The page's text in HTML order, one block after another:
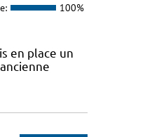
100%
en place un